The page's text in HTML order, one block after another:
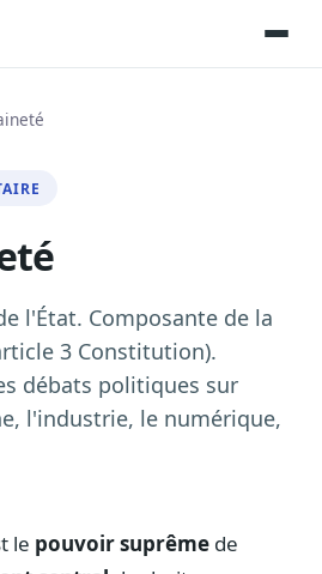
sourcées
Sénat transcrites
des dossiers longs
radio
analysées avant 10 h
de bord
l'État. Composante de la
3 Constitution).
débats politiques sur
l'industrie, le numérique,
le pouvoir suprême de